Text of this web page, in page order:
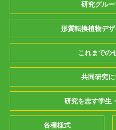
研究グル
形質転換植物デ
これまでの
共同研究
研究を志す学生
各種様式